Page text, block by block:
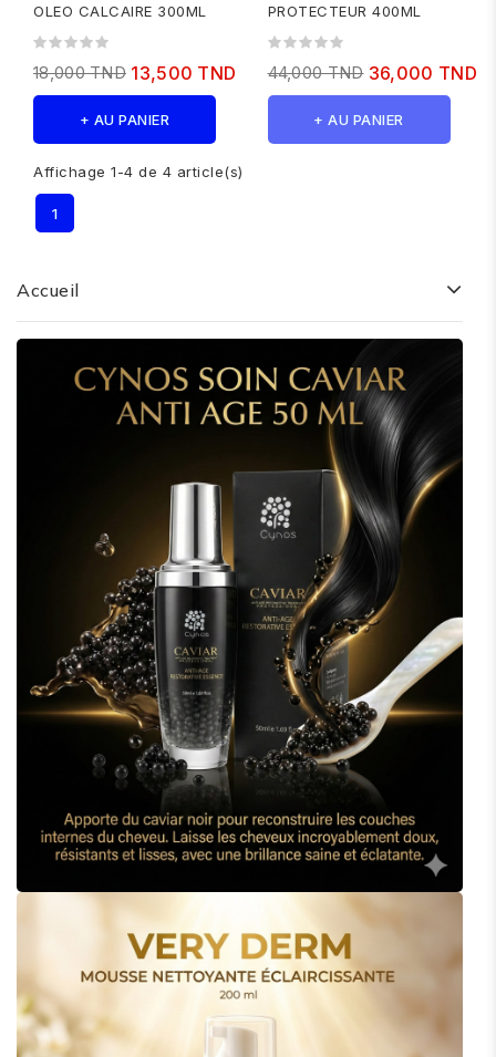
OLEO CALCAIRE 300ML
18,000 TND 13,500 TND
+ AU PANIER
PROTECTEUR 400ML
44,000 TND 36,000 TND
+ AU PANIER
Affichage 1-4 de 4 article(s)
1
Accueil